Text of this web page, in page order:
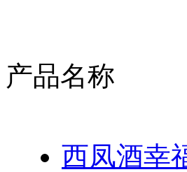
产品名称
西凤酒幸